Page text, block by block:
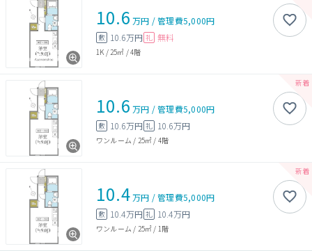
10.6 万円 /管理費5,000円
敷 10.6万円 礼 無料
1K / 25㎡ /4階
10.6 万円 /管理費5,000円
敷 10.6万円 礼 10.6万円
ワンルーム / 25㎡ / 4階
10.4万円 /管理費5,000円
敷 10.4万円 礼 10.4万円
ワンルーム / 25㎡ / 1階